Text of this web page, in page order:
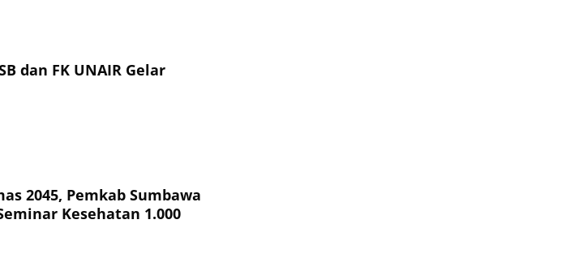
dan FK UNAIR Gelar
2045, Pemkab Sumbawa
Kesehatan 1.000